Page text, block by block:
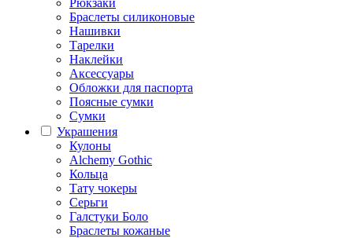
Рюкзаки
Браслеты силиконовые
Нашивки
Тарелки
Наклейки
Аксессуары
Обложки для паспорта
Поясные сумки
Сумки
Украшения
Кулоны
Alchemy Gothic
Кольца
Тату чокеры
Серьги
Галстуки Боло
Браслеты кожаные